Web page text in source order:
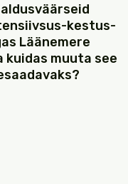
kestus-
Läänemere
kuidas muuta see